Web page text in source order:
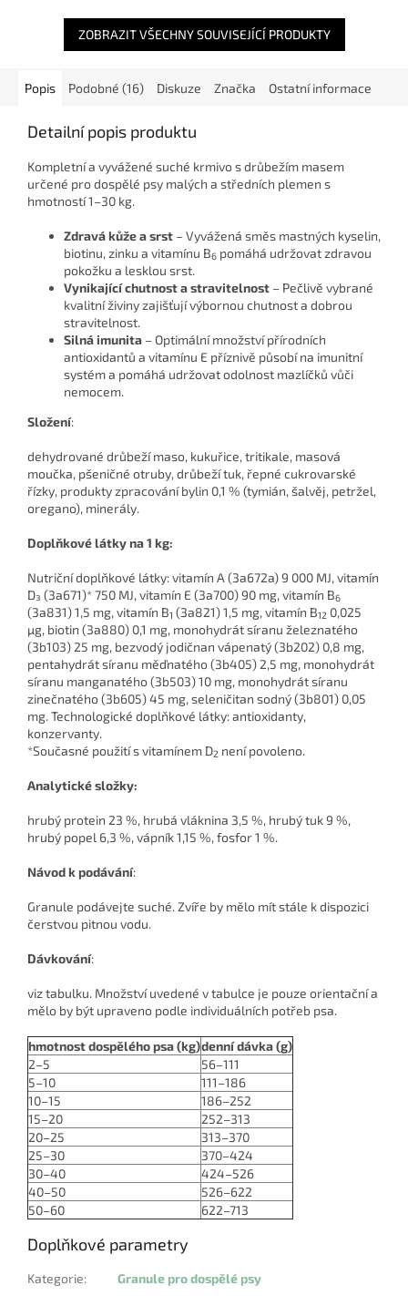
vědecky ověřené výživě...
ZOBRAZIT VŠECHNY SOUVISEJÍCÍ PRODUKTY
Popis Podobné (16) Diskuze Značka Ostatní informace
Detailní popis produktu
Kompletní a vyvážené suché krmivo s drůbežím masem
určené pro dospělé psy malých a středních plemen s
hmotností 1–30 kg.
Zdravá kůže a srst – Vyvážená směs mastných kyselin,
biotinu, zinku a vitamínu B6 pomáhá udržovat zdravou
pokožku a lesklou srst.
Vynikající chutnost a stravitelnost – Pečlivě vybrané
kvalitní živiny zajišťují výbornou chutnost a dobrou
stravitelnost.
Silná imunita – Optimální množství přírodních
antioxidantů a vitamínu E příznivě působí na imunitní
systém a pomáhá udržovat odolnost mazlíčků vůči
nemocem.
Složení:
dehydrované drůbeží maso, kukuřice, tritikale, masová
moučka, pšeničné otruby, drůbeží tuk, řepné cukrovarské
řízky, produkty zpracování bylin 0,1 % (tymián, šalvěj, petržel,
oregano), minerály.
Doplňkové látky na 1 kg:
Nutriční doplňkové látky: vitamín A (3a672a) 9 000 MJ, vitamín
D₃ (3a671)* 750 MJ, vitamín E (3a700) 90 mg, vitamín B6
(3a831) 1,5 mg, vitamín B1 (3a821) 1,5 mg, vitamín B12 0,025
µg, biotin (3a880) 0,1 mg, monohydrát síranu železnatého
(3b103) 25 mg, bezvodý jodičnan vápenatý (3b202) 0,8 mg,
pentahydrát síranu měďnatého (3b405) 2,5 mg, monohydrát
síranu manganatého (3b503) 10 mg, monohydrát síranu
zinečnatého (3b605) 45 mg, seleničitan sodný (3b801) 0,05
mg. Technologické doplňkové látky: antioxidanty,
konzervanty.
*Současné použití s vitamínem D2 není povoleno.
Analytické složky:
hrubý protein 23 %, hrubá vláknina 3,5 %, hrubý tuk 9 %,
hrubý popel 6,3 %, vápník 1,15 %, fosfor 1 %.
Návod k podávání:
Granule podávejte suché. Zvíře by mělo mít stále k dispozici
čerstvou pitnou vodu.
Dávkování:
viz tabulku. Množství uvedené v tabulce je pouze orientační a
mělo by být upraveno podle individuálních potřeb psa.
hmotnost dospělého psa (kg)denní dávka (g)
2–5
56–111
5–10
111–186
10–15
186–252
15–20
252–313
20–25
313–370
25–30
370–424
30–40
424–526
40–50
526–622
50–60
622–713
Doplňkové parametry
Kategorie:
Granule pro dospělé psy